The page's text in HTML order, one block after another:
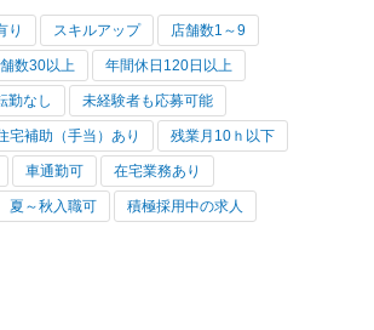
り スキルアップ 店舗数1～9
数30以上 年間休日120日以上
勤なし 未経験者も応募可能
宅補助（手当）あり 残業月10ｈ以下
車通勤可 在宅業務あり
夏～秋入職可 積極採用中の求人